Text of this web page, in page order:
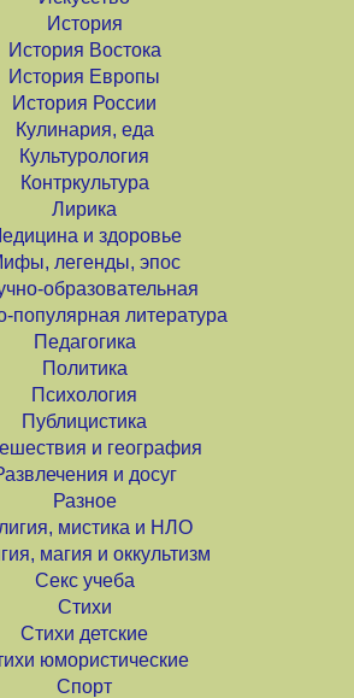
История
История Востока
История Европы
История России
Кулинария, еда
Культурология
Контркультура
Лирика
и здоровье
легенды, эпос
образовательная
популярная литература
Педагогика
Политика
Психология
Публицистика
и география
и досуг
Разное
мистика и НЛО
магия и оккультизм
Секс учеба
Стихи
Стихи детские
юмористические
Спорт